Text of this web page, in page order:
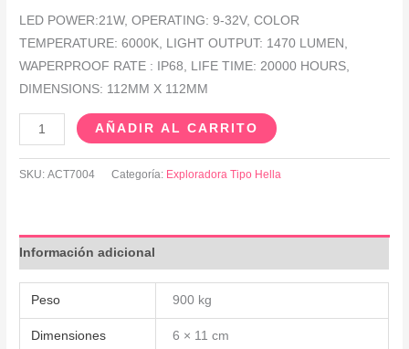
LED POWER:21W, OPERATING: 9-32V, COLOR
TEMPERATURE: 6000K, LIGHT OUTPUT: 1470 LUMEN,
WAPERPROOF RATE : IP68, LIFE TIME: 20000 HOURS,
DIMENSIONS: 112MM X 112MM
AÑADIR AL CARRITO
SKU:ACT7004 Categoría: Exploradora Tipo Hella
Información adicional
Peso 900 kg
Dimensiones 6 × 11 cm